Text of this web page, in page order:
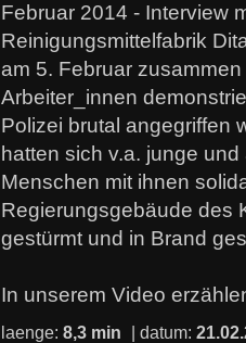
Februar 2014 - Interview
Reinigungsmittelfabrik
am 5. Februar
Arbeiter_innen
Polizei brutal angegriffen
hatten sich v.a. junge
Menschen mit ihnen
Regierungsgebäude des
gestürmt und in Brand
In unserem Video
laenge: 8,3 min | datum: